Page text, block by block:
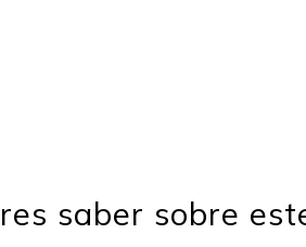
saber sobre